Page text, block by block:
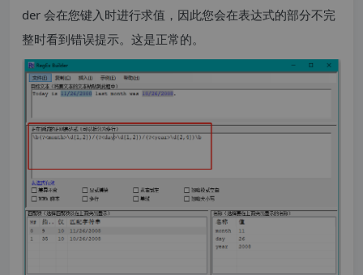
der 会在您键入时进行求值，因此您会在表达式的部分不完
整时看到错误提示。这是正常的。